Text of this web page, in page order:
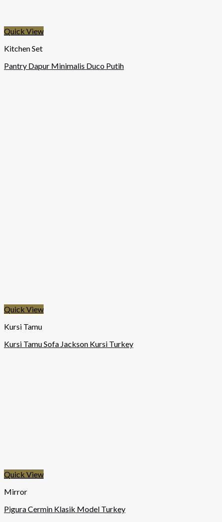
Quick View
Kitchen Set
Pantry Dapur Minimalis Duco Putih
Quick View
Kursi Tamu
Kursi Tamu Sofa Jackson Kursi Turkey
Quick View
Mirror
Pigura Cermin Klasik Model Turkey